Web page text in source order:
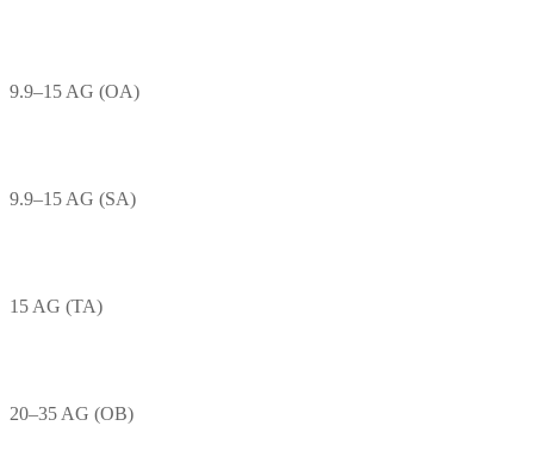
9.9–15 AG (OA)
9.9–15 AG (SA)
15 AG (TA)
20–35 AG (OB)